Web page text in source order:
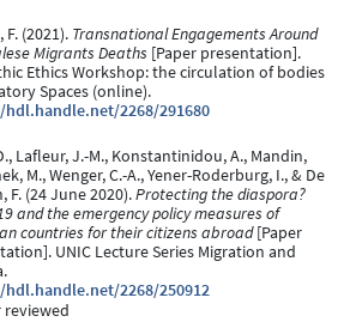
F. (2021). Transnational Engagements Around
Migrants Deaths [Paper presentation].
Ethics Workshop: the circulation of bodies
Spaces (online).
2268/291680
Lafleur, J.-M., Konstantinidou, A., Mandin,
M., Wenger, C.-A., Yener-Roderburg, I., & De
F. (24 June 2020).Protecting the diaspora?
and the emergency policy measures of
countries for their citizens abroad[Paper
UNIC Lecture Series Migration and
2268/250912
reviewed